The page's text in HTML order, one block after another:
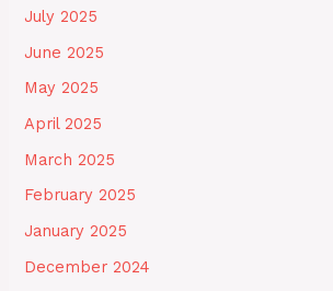
July 2025
June 2025
May 2025
April 2025
March 2025
February 2025
January 2025
December 2024